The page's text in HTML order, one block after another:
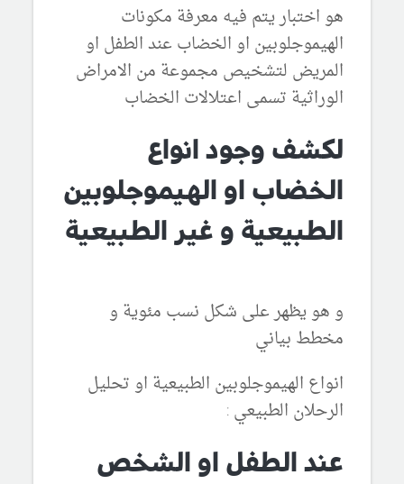
هو اختبار يتم فيه معرفة مكونات
الهيموجلوبين او الخضاب عند الطفل او
المريض لتشخيص مجموعة من الامراض
الوراثية تسمى اعتلالات الخضاب
لكشف وجود انواع
الخضاب او الهيموجلوبين
الطبيعية و غير الطبيعية
و هو يظهر على شكل نسب مئوية و
مخطط بياني
انواع الهيموجلوبين الطبيعية او تحليل
الرحلان الطبيعي :
عند الطفل او الشخص